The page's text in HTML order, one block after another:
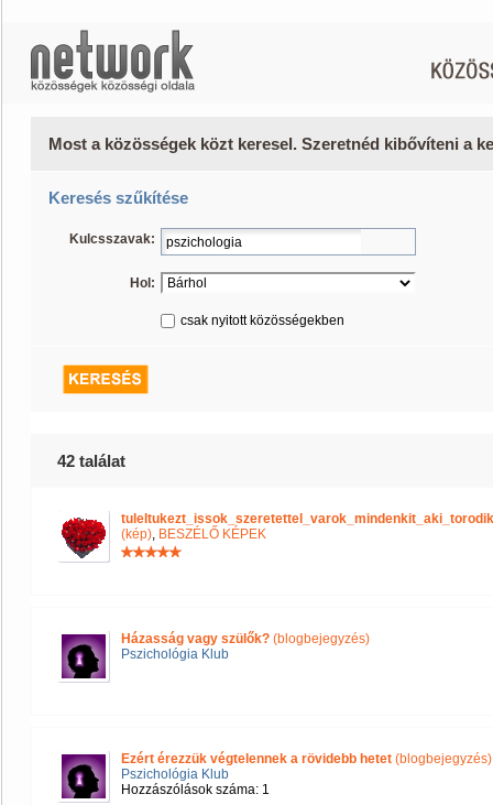
Most a közösségek közt keresel. Szeretnéd kibővíteni a
Keresés szűkítése
Kulcsszavak:
Hol:
csak nyitott közösségekben
42 találat
(kép), BESZÉLŐ KÉPEK
Házasság vagy szülők? (blogbejegyzés)
Pszichológia Klub
Ezért érezzük végtelennek a rövidebb hetet (blogbejegyzés)
Pszichológia Klub
Hozzászólások száma: 1